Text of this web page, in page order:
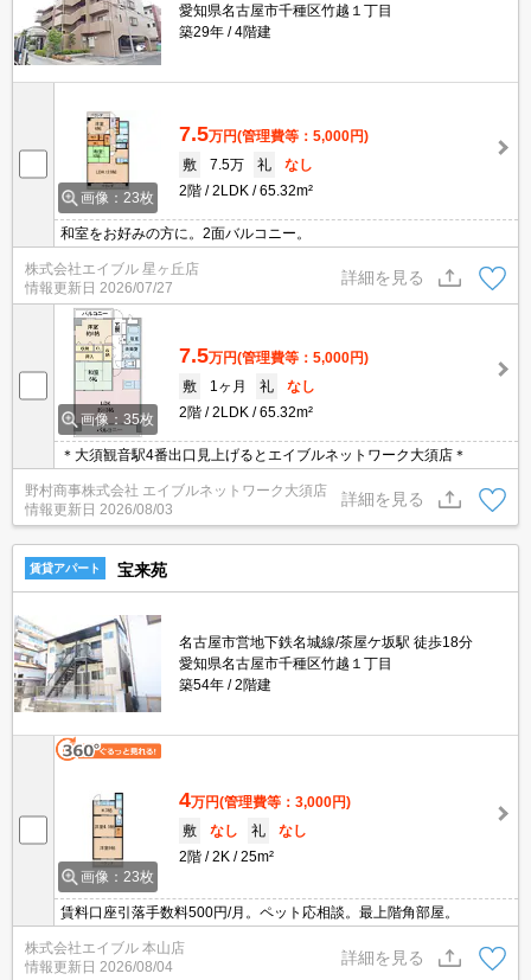
愛知県名古屋市千種区竹越１丁目
築29年
4階建
画像：23枚
7.5万円(管理費等：5,000円)
敷
7.5万 礼
なし
2階
2LDK 65.32m²
和室をお好みの方に。2面バルコニー。
株式会社エイブル 星ヶ丘店
情報更新日 2026/07/27
詳細を見る
画像：35枚
7.5万円(管理費等：5,000円)
敷
1ヶ月 礼
なし
2階
2LDK 65.32m²
＊大須観音駅4番出口見上げるとエイブルネットワーク大須店＊
野村商事株式会社 エイブルネットワーク大須店
情報更新日 2026/08/03
詳細を見る
賃貸アパート 宝来苑
名古屋市営地下鉄名城線/茶屋ケ坂駅 徒歩18分
愛知県名古屋市千種区竹越１丁目
築54年
2階建
画像：23枚
4万円(管理費等：3,000円)
敷
なし 礼
なし
2階
2K 25m²
賃料口座引落手数料500円/月。ペット応相談。最上階角部屋。
株式会社エイブル 本山店
情報更新日 2026/08/04
詳細を見る